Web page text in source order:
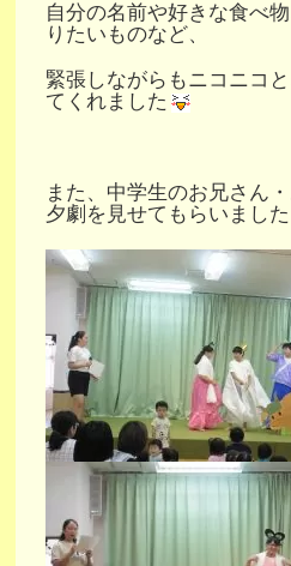
自分の名前や好きな食べ
りたいものなど、
緊張しながらもニコニコ
てくれました
また、中学生のお兄さん
夕劇を見せてもらいました